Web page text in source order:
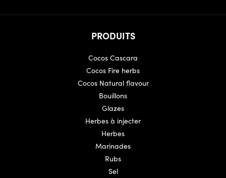
PRODUITS
Cocos Cascara
Cocos Fire herbs
Cocos Natural flavour
Bouillons
Glazes
Herbes à injecter
Herbes
Marinades
Rubs
Sel